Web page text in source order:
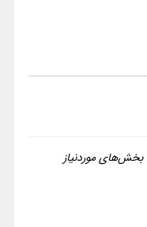
بخش‌های موردنیاز